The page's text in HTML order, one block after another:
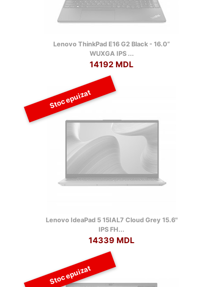
Lenovo ThinkPad E16 G2 Black - 16.0”
WUXGA IPS ...
14192 MDL
Stoc epuizat
Lenovo IdeaPad 5 15IAL7 Cloud Grey 15.6"
IPS FH...
14339 MDL
Stoc epuizat